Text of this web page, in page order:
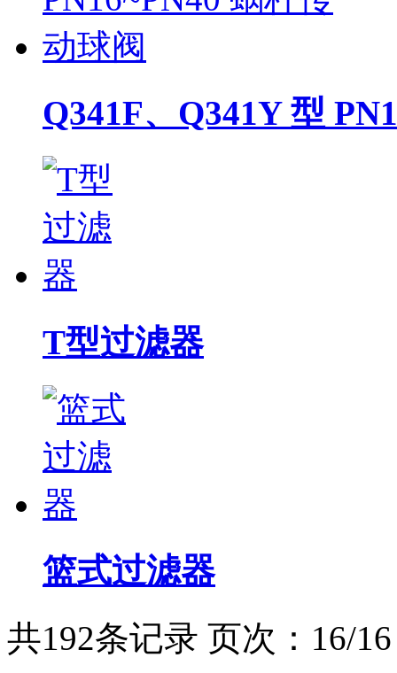
Q341F、Q341Y 型
T型过滤器
篮式过滤器
共192条记录 页次：16/